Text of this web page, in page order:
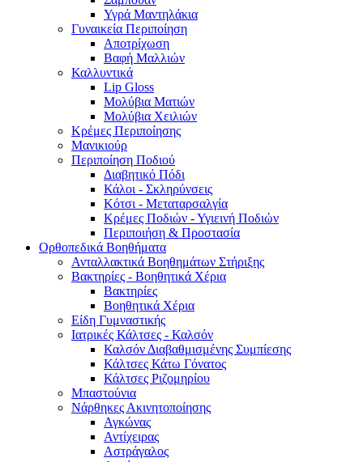
Υγρά Μαντηλάκια
Γυναικεία Περιποίηση
Αποτρίχωση
Βαφή Μαλλιών
Καλλυντικά
Lip Gloss
Μολύβια Ματιών
Μολύβια Χειλιών
Κρέμες Περιποίησης
Μανικιούρ
Περιποίηση Ποδιού
Διαβητικό Πόδι
Κάλοι - Σκληρύνσεις
Κότσι - Μεταταρσαλγία
Κρέμες Ποδιών - Υγιεινή Ποδιών
Περιποιήση & Προστασία
Ορθοπεδικά Βοηθήματα
Ανταλλακτικά Βοηθημάτων Στήριξης
Βακτηρίες - Βοηθητικά Χέρια
Βακτηρίες
Βοηθητικά Χέρια
Είδη Γυμναστικής
Ιατρικές Κάλτσες - Καλσόν
Καλσόν Διαβαθμισμένης Συμπίεσης
Κάλτσες Κάτω Γόνατος
Κάλτσες Ριζομηρίου
Μπαστούνια
Νάρθηκες Ακινητοποίησης
Αγκώνας
Αντίχειρας
Αστράγαλος